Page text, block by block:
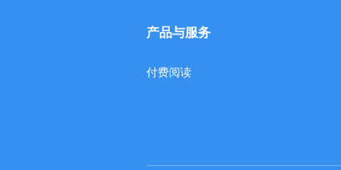
产品与服务
付费阅读